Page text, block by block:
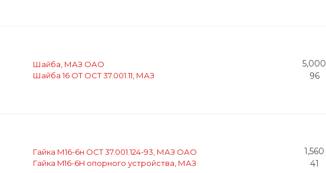
Шайба, МАЗ ОАО
Шайба 16 OT OCT 37.001.11, МАЗ
5,000
96
Гайка М16-6н ОСТ 37.001.124-93, МАЗ ОАО
Гайка M16-6H опорного устройства, МАЗ
1,560
41